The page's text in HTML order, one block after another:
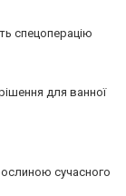
спецоперацію
для ванної
сучасного